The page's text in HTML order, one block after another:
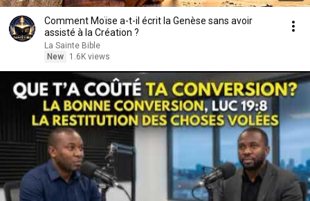
Comment Moïse a-t-il écrit la Genèse sans avoir
assisté à la Création ?
La Sainte Bible
New
1.6K views